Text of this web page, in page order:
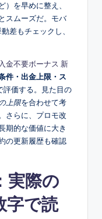
を早めに整え、
スムーズだ。モバ
差もチェックし、
入金不要ボーナス 新
件・出金上限・ス
評価する。見た目の
上限を合わせて考
さらに、プロモ改
期的な価値に大き
の更新履歴も確認
実際の
字で読